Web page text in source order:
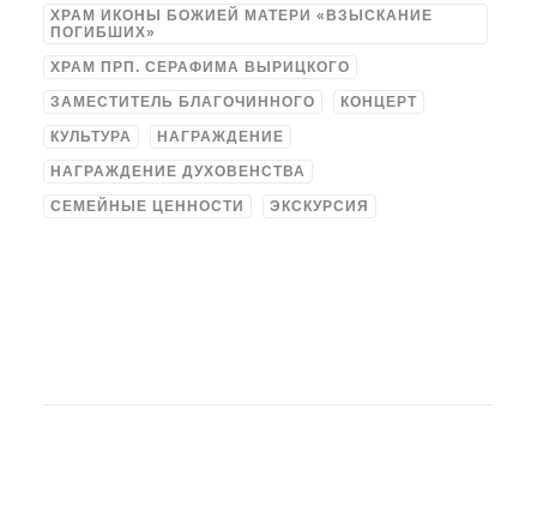
ХРАМ ИКОНЫ БОЖИЕЙ МАТЕРИ «ВЗЫСКАНИЕ
ПОГИБШИХ»
ХРАМ ПРП. СЕРАФИМА ВЫРИЦКОГО
ЗАМЕСТИТЕЛЬ БЛАГОЧИННОГО КОНЦЕРТ
КУЛЬТУРА НАГРАЖДЕНИЕ
НАГРАЖДЕНИЕ ДУХОВЕНСТВА
СЕМЕЙНЫЕ ЦЕННОСТИ ЭКСКУРСИЯ